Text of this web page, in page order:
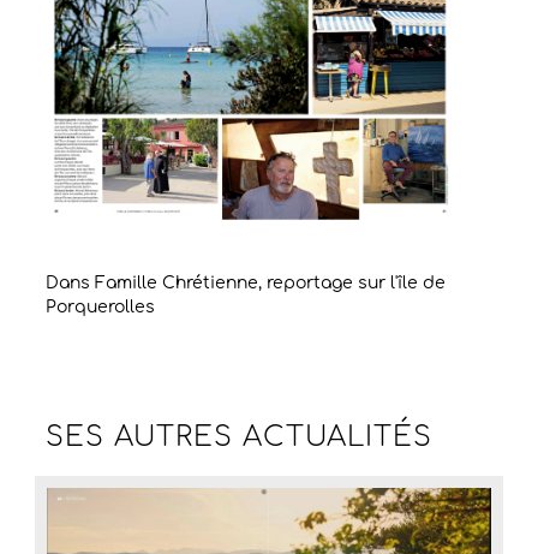
Dans Famille Chrétienne, reportage sur l'île de
Porquerolles
SES AUTRESACTUALITÉS